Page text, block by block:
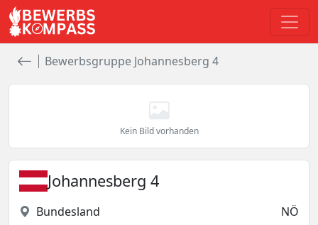
Bewerbsgruppe Johannesberg 4
Kein Bild vorhanden
Johannesberg 4
Bundesland NÖ